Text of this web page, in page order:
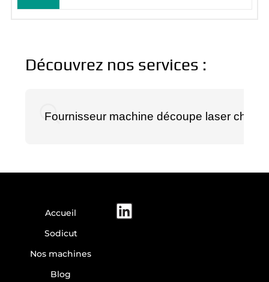
Découvrez nos services :
Fournisseur machine découpe laser
Accueil
Sodicut
Nos machines
Blog